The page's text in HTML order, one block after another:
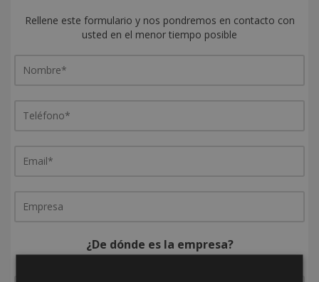
Rellene este formulario y nos pondremos en contacto con
usted en el menor tiempo posible
¿De dónde es la empresa?